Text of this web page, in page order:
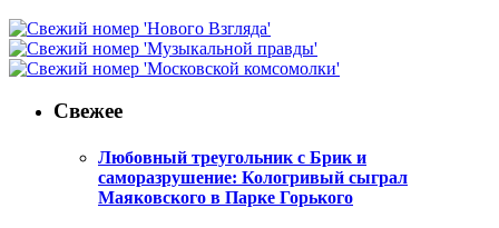
Свежее
Любовный треугольник с Брик и
саморазрушение: Кологривый сыграл
Маяковского в Парке Горького